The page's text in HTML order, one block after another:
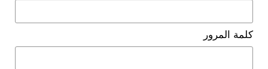
كلمة المرور